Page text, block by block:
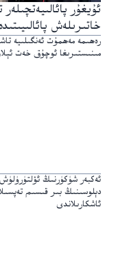
ئۇيغۇر
خاتىرىلەش
رەھىمە مەھمۇت ئەنگىلىيە
مىنىستىرىغا ئوچۇق خەت
ئەكبەر شۈكۈرنىڭ ئۆلتۈرۈلۈش
دېلوسىنىڭ بىر قىسىم
ئاشكارىلاندى